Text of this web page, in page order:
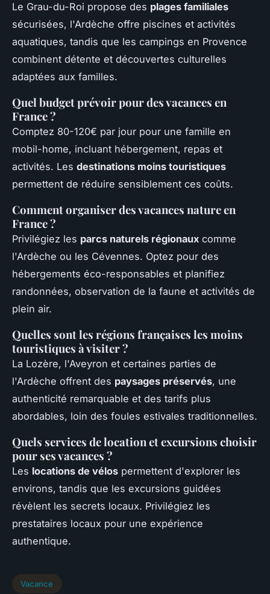
Le Grau-du-Roi propose des plages familiales
sécurisées, l'Ardèche offre piscines et activités
aquatiques, tandis que les campings en Provence
combinent détente et découvertes culturelles
adaptées aux familles.
Quel budget prévoir pour des vacances en
France ?
Comptez 80-120€ par jour pour une famille en
mobil-home, incluant hébergement, repas et
activités. Les destinations moins touristiques
permettent de réduire sensiblement ces coûts.
Comment organiser des vacances nature en
France ?
Privilégiez les parcs naturels régionaux comme
l'Ardèche ou les Cévennes. Optez pour des
hébergements éco-responsables et planifiez
randonnées, observation de la faune et activités de
plein air.
Quelles sont les régions françaises les moins
touristiques à visiter ?
La Lozère, l'Aveyron et certaines parties de
l'Ardèche offrent des paysages préservés, une
authenticité remarquable et des tarifs plus
abordables, loin des foules estivales traditionnelles.
Quels services de location et excursions choisir
pour ses vacances ?
Les locations de vélos permettent d'explorer les
environs, tandis que les excursions guidées
révèlent les secrets locaux. Privilégiez les
prestataires locaux pour une expérience
authentique.
Vacance